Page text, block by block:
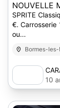
NOUVELLE
SPRITE
€. Carrosserie
ou...
Bormes-
10